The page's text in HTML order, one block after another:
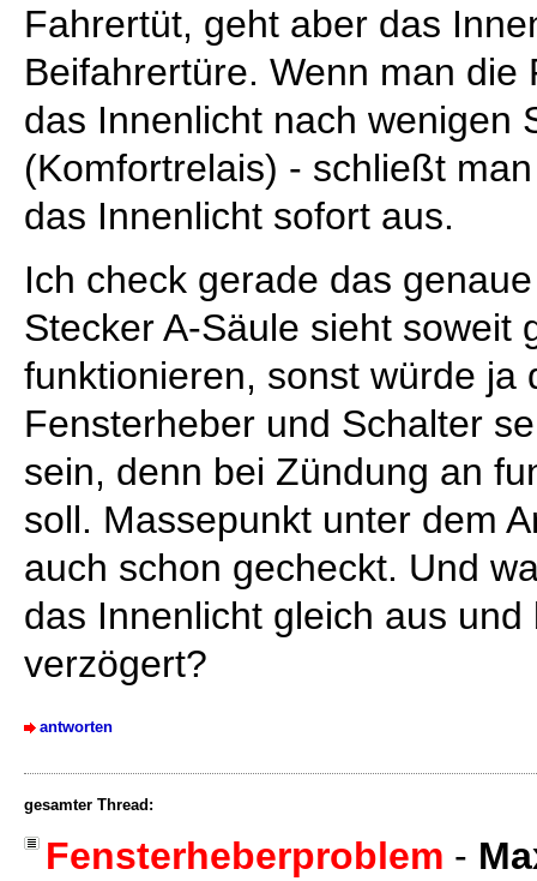
Fahrertüt, geht aber das
Beifahrertüre. Wenn man
das Innenlicht nach wenigen
(Komfortrelais) - schließt
das Innenlicht sofort aus.
Ich check gerade das
Stecker A-Säule sieht soweit
funktionieren, sonst würde ja
Fensterheber und Schalter
sein, denn bei Zündung an
soll. Massepunkt unter dem
auch schon gecheckt. Und
das Innenlicht gleich aus
verzögert?
antworten
gesamter Thread:
Fensterheberproblem -